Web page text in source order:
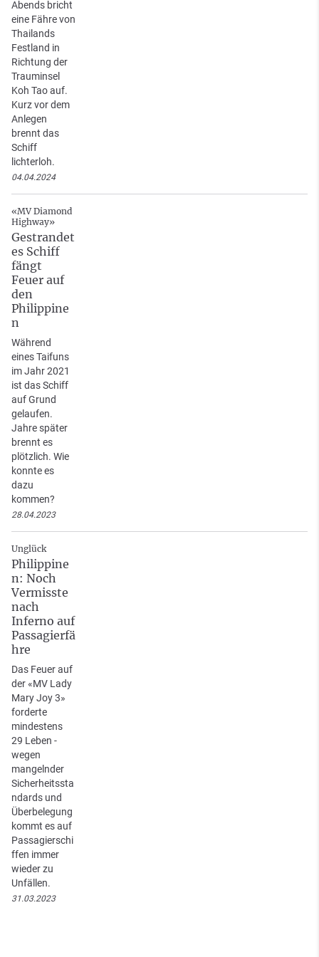
Abends bricht
eine Fähre von
Thailands
Festland in
Richtung der
Trauminsel
Koh Tao auf.
Kurz vor dem
Anlegen
brennt das
Schiff
lichterloh.
04.04.2024
«MV Diamond
Highway»
Gestrandet
es Schiff
fängt
Feuer auf
den
Philippine
n
Während
eines Taifuns
im Jahr 2021
ist das Schiff
auf Grund
gelaufen.
Jahre später
brennt es
plötzlich. Wie
konnte es
dazu
kommen?
28.04.2023
Unglück
Philippine
n: Noch
Vermisste
nach
Inferno auf
Passagierfä
hre
Das Feuer auf
der «MV Lady
Mary Joy 3»
forderte
mindestens
29 Leben -
wegen
mangelnder
Sicherheitssta
ndards und
Überbelegung
kommt es auf
Passagierschi
ffen immer
wieder zu
Unfällen.
31.03.2023